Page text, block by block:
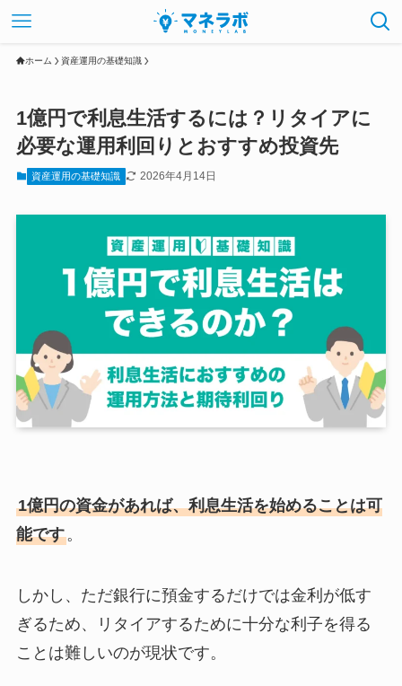
ホーム 資産運用の基礎知識
1億円で利息生活するには？リタイアに
必要な運用利回りとおすすめ投資先
資産運用の基礎知識 2026年4月14日
1億円の資金があれば、利息生活を始めることは可
能です。
しかし、ただ銀行に預金するだけでは金利が低す
ぎるため、リタイアするために十分な利子を得る
ことは難しいのが現状です。